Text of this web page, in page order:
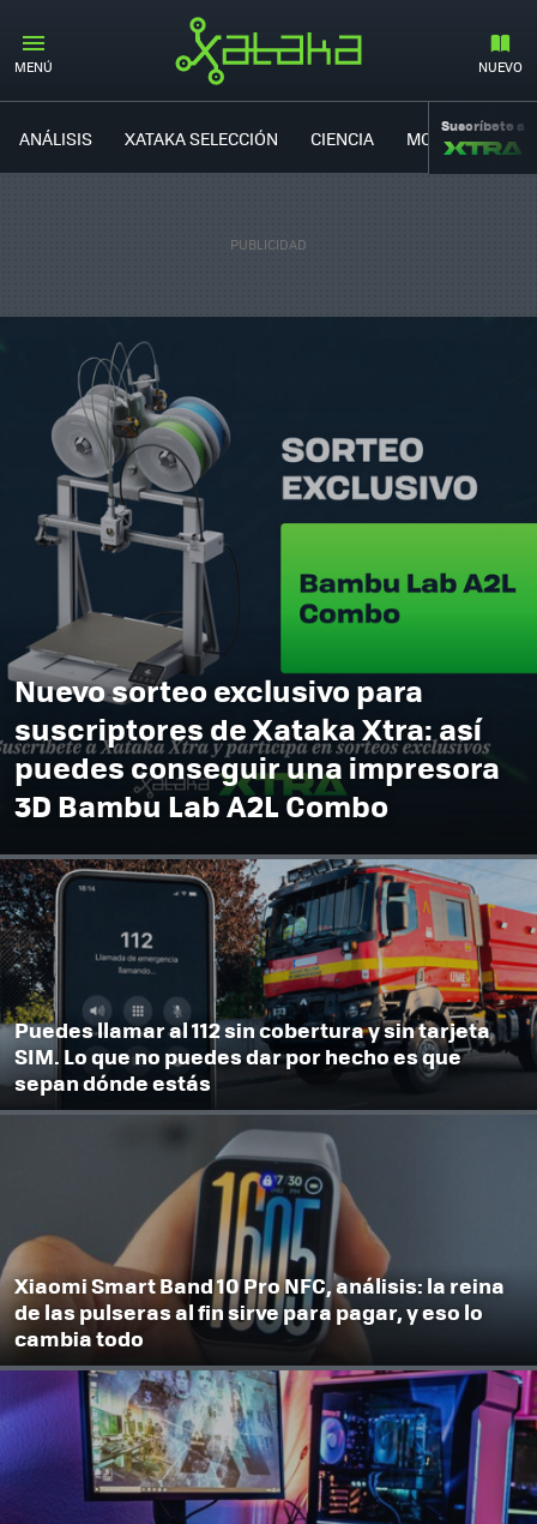
MENÚ NUEVO
ANÁLISIS XATAKA SELECCIÓN CIENCIA MOVILIDAD
Suscríbete a
Nuevo sorteo exclusivo para
suscriptores de Xataka Xtra: así
puedes conseguir una impresora
3D Bambu Lab A2L Combo
Puedes llamar al 112 sin cobertura y sin tarjeta
SIM. Lo que no puedes dar por hecho es que
sepan dónde estás
Xiaomi Smart Band 10 Pro NFC, análisis: la reina
de las pulseras al fin sirve para pagar, y eso lo
cambia todo